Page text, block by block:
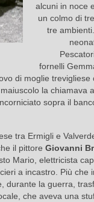
alcuni in noce
un colmo di
tre
fornelli
di moglie trevigliese
la chiamava
sopra il
tra Ermigli e
il pittore Giovanni
Mario, elettricista
a incastro. Più che
durante la guerra,
che aveva una